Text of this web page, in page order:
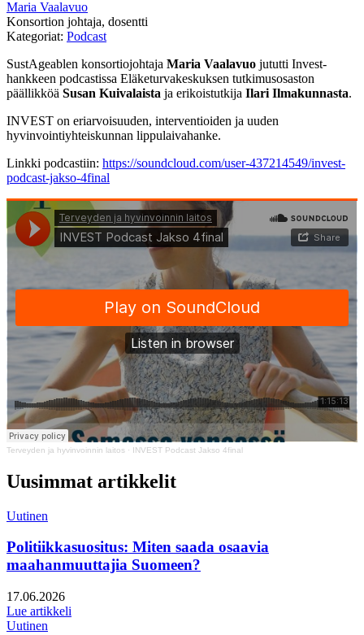
Maria Vaalavuo
Konsortion johtaja, dosentti
Kategoriat: Podcast
SustAgeablen konsortiojohtaja Maria Vaalavuo jututti Invest-
hankkeen podcastissa Eläketurvakeskuksen tutkimusosaston
päällikköä Susan Kuivalaista ja erikoistutkija Ilari Ilmakunnasta.
INVEST on eriarvoisuuden, interventioiden ja uuden
hyvinvointiyhteiskunnan lippulaivahanke.
Linkki podcastiin: https://soundcloud.com/user-437214549/invest-
podcast-jakso-4final
Terveyden ja hyvinvoinnin laitos · INVEST Podcast Jakso 4final
Uusimmat artikkelit
Uutinen
Politiikkasuositus: Miten saada osaavia
maahanmuuttajia Suomeen?
Julkaistu:
17.06.2026
Lue artikkeli
Uutinen